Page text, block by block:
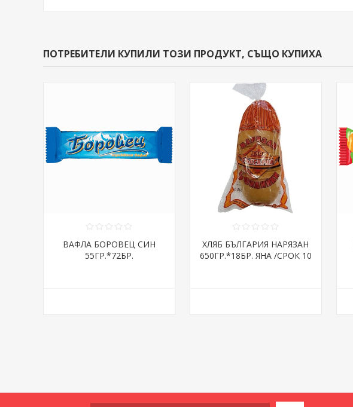
ПОТРЕБИТЕЛИ КУПИЛИ ТОЗИ ПРОДУКТ, СЪЩО КУПИХА
ВАФЛА БОРОВЕЦ СИН
55ГР.*72БР.
ХЛЯБ БЪЛГАРИЯ НАРЯЗАН
650ГР.*18БР. ЯНА /СРОК 10